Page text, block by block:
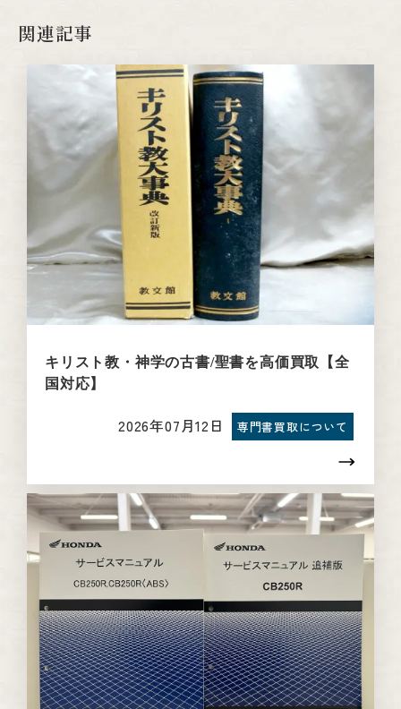
関連記事
キリスト教・神学の古書/聖書を高価買取【全
国対応】
2026年07月12日 専門書買取について